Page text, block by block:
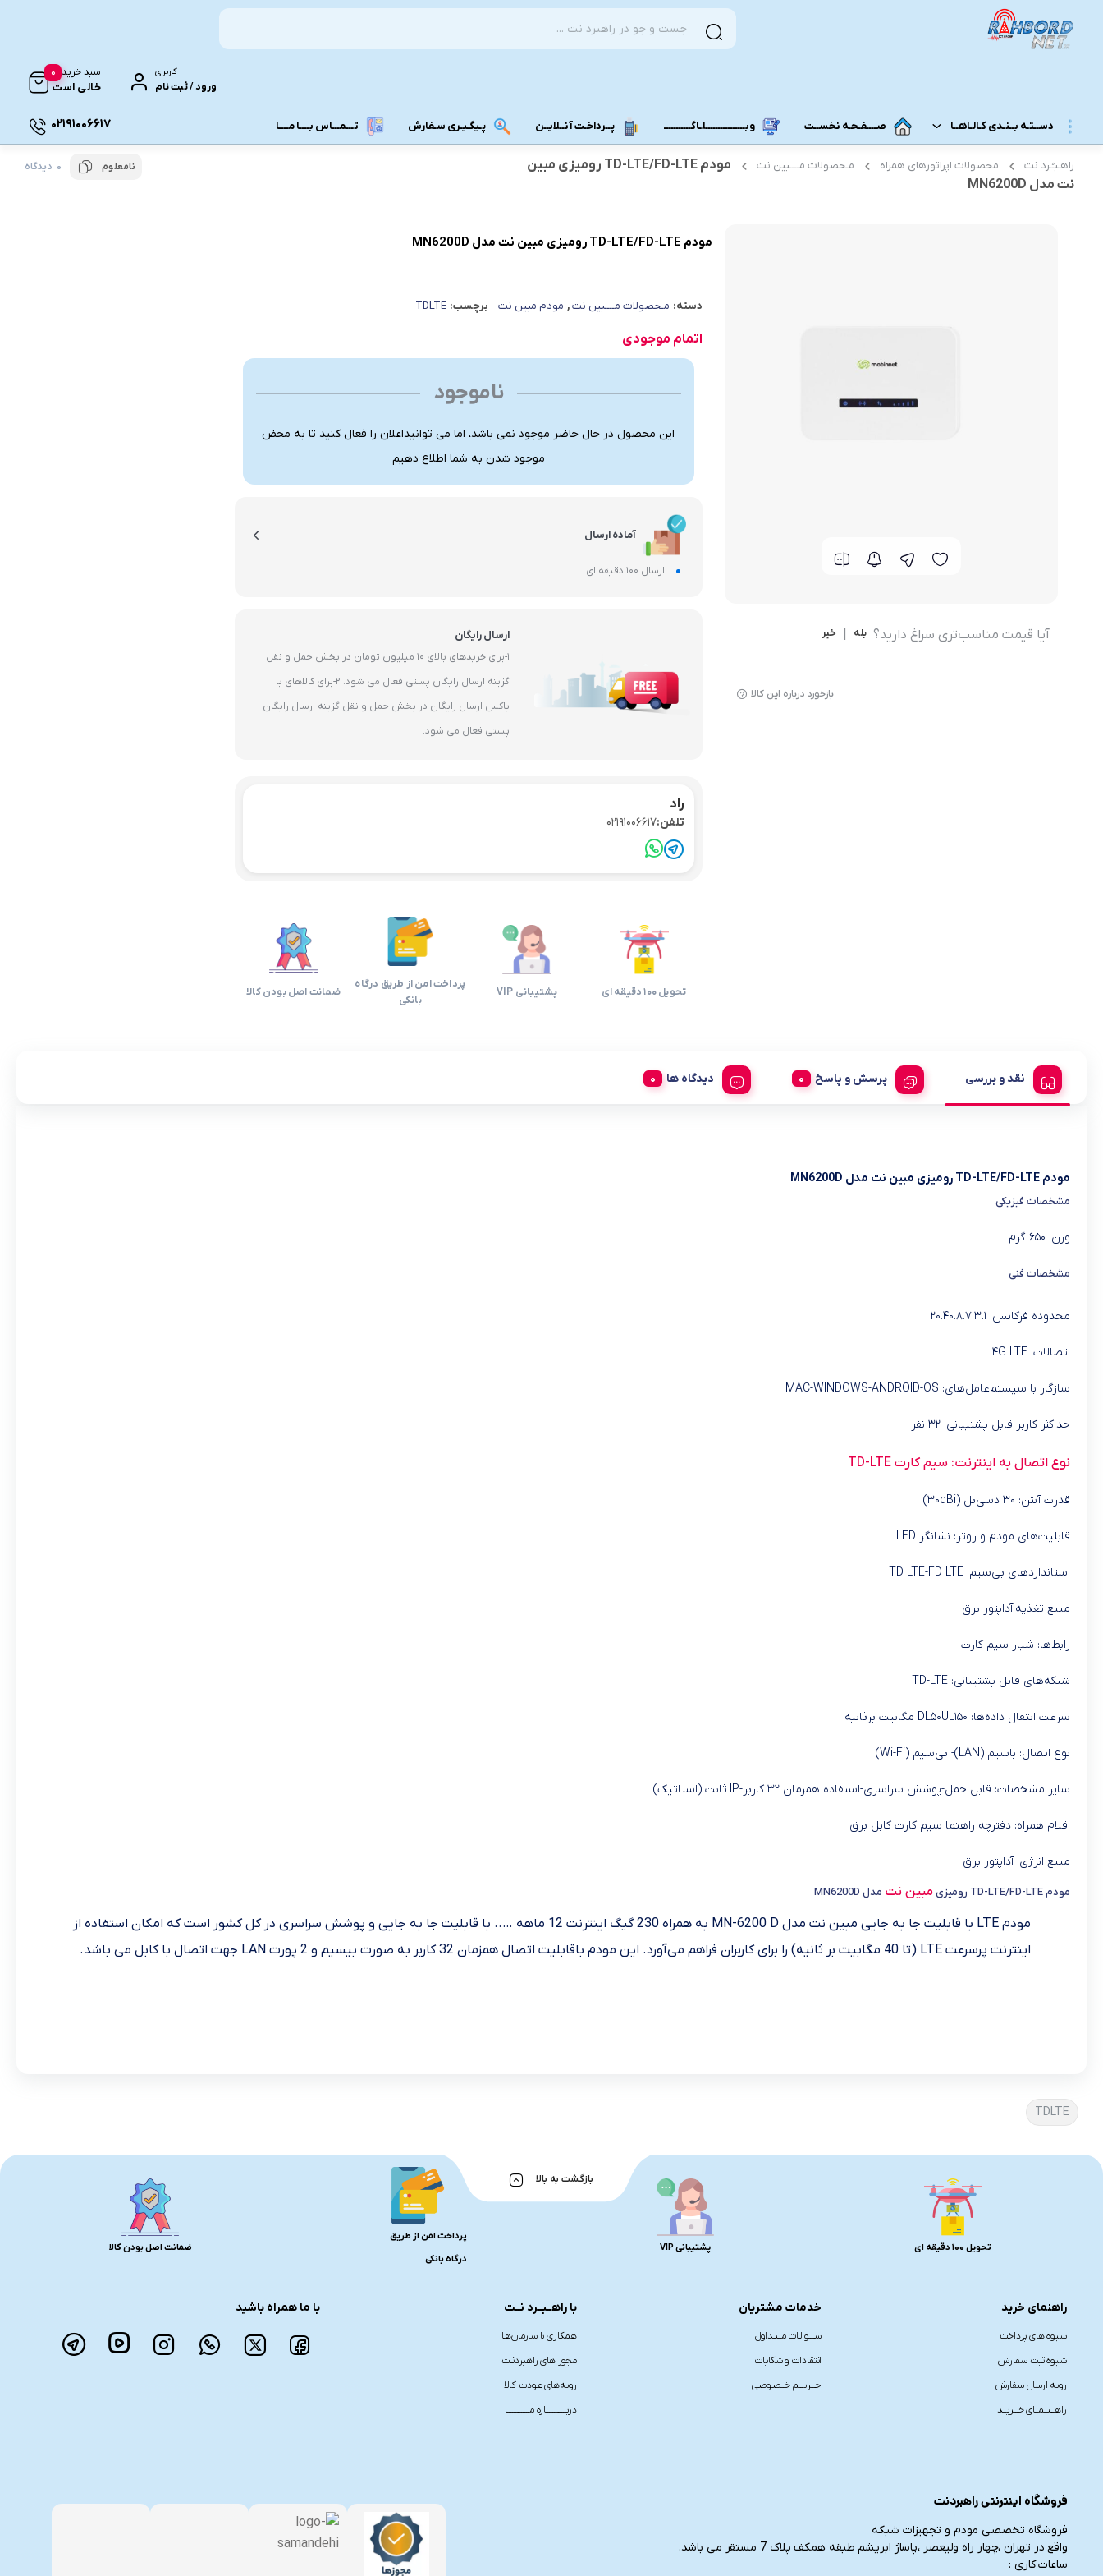
کاربری
ورود / ثبت نام
سبد خرید
خالی است
0
دســتـه بــنـدی کـالـاهــا
مــودم 3G/4G/5G/TD-LTE مــودم رومـــیـزی
مـــودم بـیـرونـی
صــــفـحـه نخســت وبــــــــــــــــلـاگـــــــــــ پــرداخـت آنــلایــن پـیگـیـری سـفارش تـــمـــاس بــــا مــــا 02191006617
راهـبـُـرد نت محصولات اپراتورهای همراه مـحصولات مــــبین نت
مودم TD-LTE/FD-LTE رومیزی مبین
نت مدل MN6200D
نامعلوم 0 دیدگاه
آیا قیمت مناسب‌تری سراغ دارید؟ بله خیر
بازخورد درباره این کالا
مودم TD-LTE/FD-LTE رومیزی مبین نت مدل MN6200D
دسته: مـحصولات مــــبین نت, مودم مبین نت برچسب: TDLTE
اتمام موجودی
ناموجود
این محصول در حال حاضر موجود نمی باشد، اما می توانیداعلان را فعال کنید تا به محض
موجود شدن به شما اطلاع دهیم
آماده ارسال
ارسال 100 دقیقه ای
ارسال رایگان
1-برای خریدهای بالای 10 میلیون تومان در بخش حمل و نقل
گزینه ارسال رایگان پستی فعال می شود. 2-برای کالاهای با
باکس ارسال رایگان در بخش حمل و نقل گزینه ارسال رایگان
پستی فعال می شود.
راد
تلفن:02191006617
تحویل 100 دقیقه ای پشتیبانی VIP
پرداخت امن از طریق درگاه
بانکی
ضمانت اصل بودن کالا
نقد و بررسی پرسش و پاسخ دیدگاه ها
مودم TD-LTE/FD-LTE رومیزی مبین نت مدل MN6200D
مشخصات فیزیکی
وزن: ۶۵۰ گرم
مشخصات فنی
محدوده فرکانس: ۲۰.۴۰.۸.۷.۳.۱
اتصالات: ۴G LTE
سازگار با سیستم‌عامل‌های: MAC-WINDOWS-ANDROID-OS
حداکثر کاربر قابل پشتیبانی: ۳۲ نفر
نوع اتصال به اینترنت: سیم کارت TD-LTE
قدرت آنتن: ۳۰ دسی‌بل (۳۰dBi)
قابلیت‌های مودم و روتر: نشانگر LED
استانداردهای بی‌سیم: TD LTE-FD LTE
منبع تغذیه:آداپتور برق
رابط‌ها: شیار سیم کارت
شبکه‌های قابل پشتیبانی: TD-LTE
سرعت انتقال داده‌ها: DL۵۰UL۱۵۰ مگابیت برثانیه
نوع اتصال: باسیم (LAN)- بی‌سیم (Wi-Fi)
سایر مشخصات: قابل حمل-پوشش سراسری-استفاده همزمان ۳۲ کاربر-IP ثابت (استاتیک)
اقلام همراه: دفترچه‌ راهنما سیم کارت کابل برق
منبع انرژی: آداپتور برق
مودم TD-LTE/FD-LTE رومیزی مبین نت مدل MN6200D
مودم LTE با قابلیت جا به جایی مبین نت مدل MN-6200 D به همراه 230 گیگ اینترنت 12 ماهه ….. با قابلیت جا به جایی و پوشش سراسری در کل کشور است که امکان استفاده از
اینترنت پرسرعت LTE (تا 40 مگابیت بر ثانیه) را برای کاربران فراهم می‌آورد. این مودم باقابلیت اتصال همزمان 32 کاربر به صورت بیسیم و 2 پورت LAN جهت اتصال با کابل می باشد.
TDLTE
بازگشت به بالا
تحویل 100 دقیقه ای پشتیبانی VIP
پرداخت امن از طریق
درگاه بانکی
ضمانت اصل بودن کالا
راهنمای خرید
شیوه های پرداخت
شیوه ثبت سفارش
رویه ارسال سفارش
راهـــنــمــای خـــریــد
خدمات مشتریان
ســــوالـات مــتـداول
انتقادات و شکایات
حـــریـــم خــصـوصی
با راهــبــرد نــت
همکاری با سازمان‌هـا
مجوز های راهبردنـت
رویه‌های عـودت کالا
دربـــــــــــــاره مــــــــــــــا
با ما همراه باشید
فروشگاه اینترنتی راهبردنت
فروشگاه تخصصی مودم و تجهیزات شبکه
واقع در تهران ،چهار راه ولیعصر ،پاساژ ابریشم طبقه همکف پلاک 7 مستقر می باشد.
ساعات کاری :